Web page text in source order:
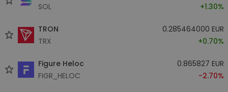
SOL
+1.30%
TRON
TRX
0.285464000 EUR
+0.70%
Figure Heloc
FIGR_HELOC
0.865827 EUR
-2.70%